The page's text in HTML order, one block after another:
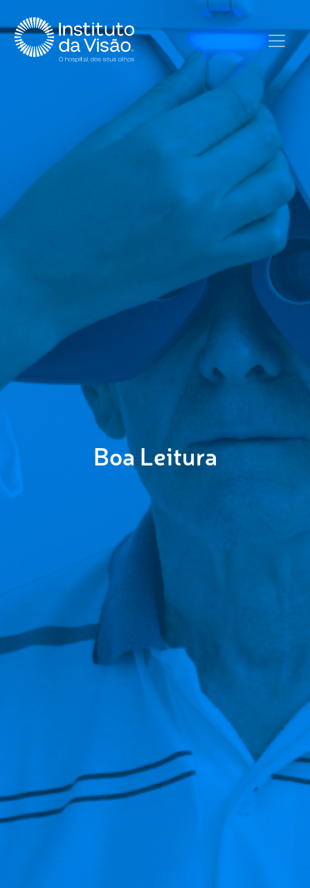
Boa Leitura